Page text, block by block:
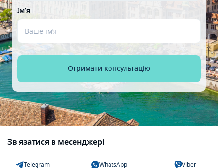
Ім’я
Зв'язатися в месенджері
Telegram WhatsApp Viber